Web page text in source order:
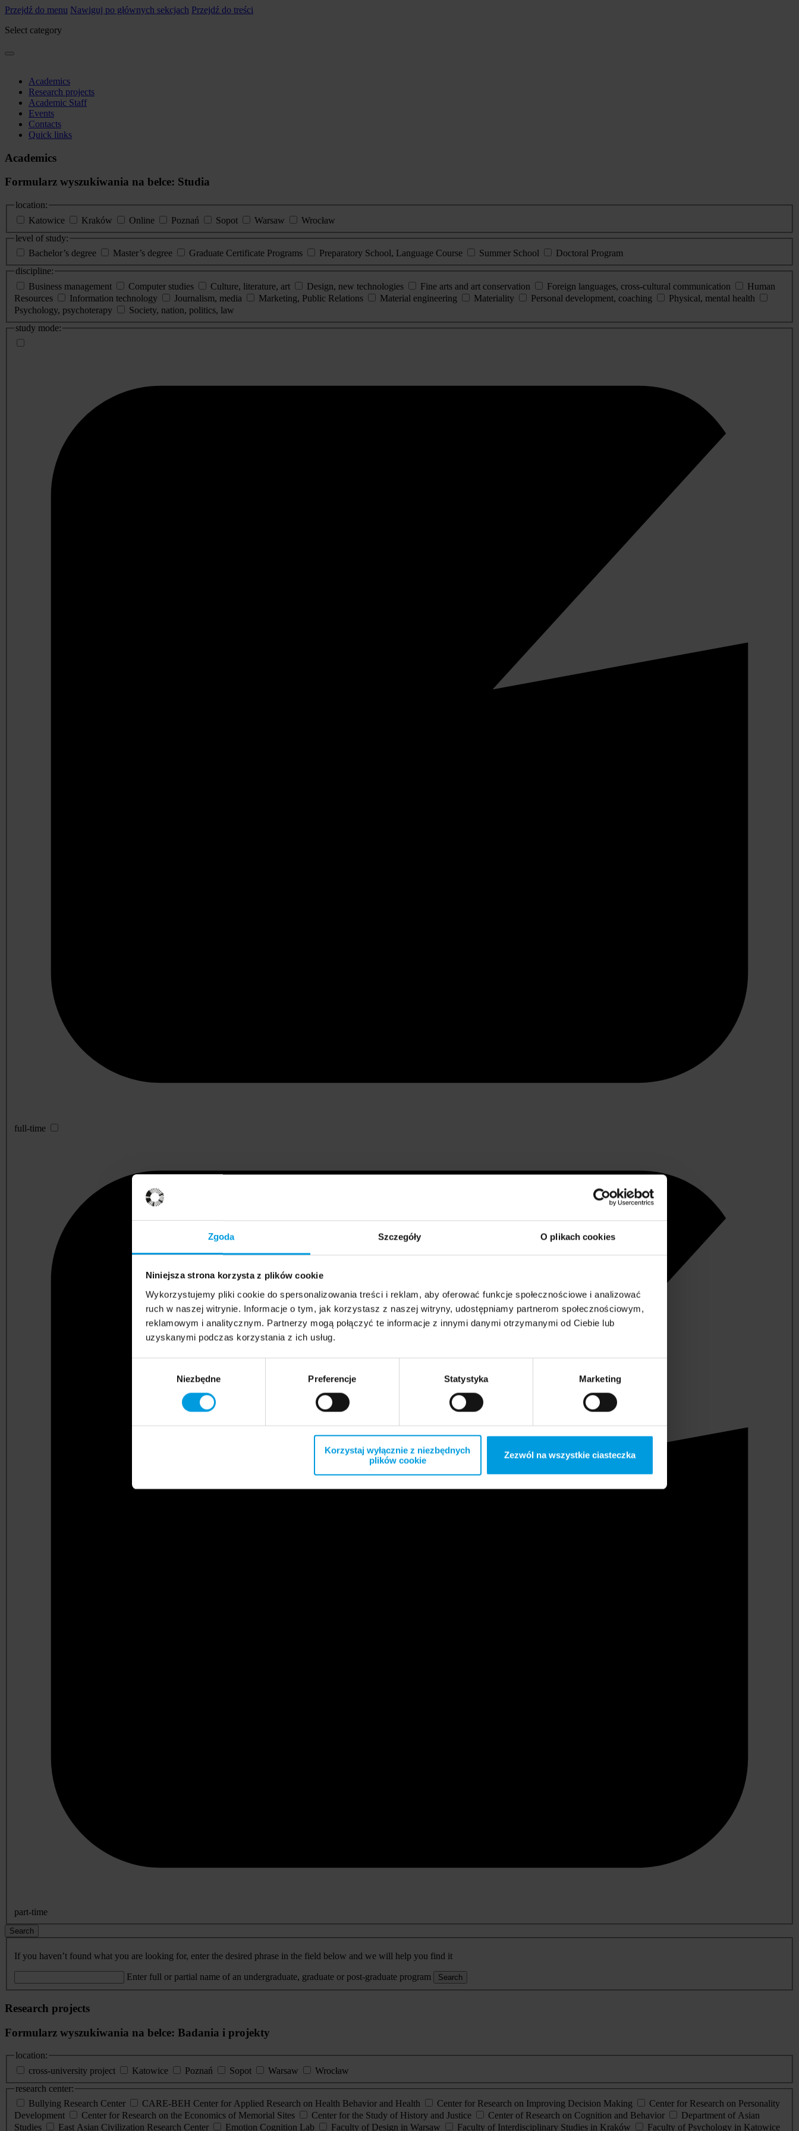
Zgoda Szczegóły O plikach cookies
Niniejsza strona korzysta z plików cookie
Wykorzystujemy pliki cookie do spersonalizowania treści i reklam, aby oferować funkcje społecznościowe i analizować
ruch w naszej witrynie. Informacje o tym, jak korzystasz z naszej witryny, udostępniamy partnerom społecznościowym,
reklamowym i analitycznym. Partnerzy mogą połączyć te informacje z innymi danymi otrzymanymi od Ciebie lub
uzyskanymi podczas korzystania z ich usług.
Niezbędne Preferencje Statystyka Marketing
Korzystaj wyłącznie z niezbędnych
plików cookie
Zezwól na wszystkie ciasteczka
Przejdź do menu Nawiguj po głównych sekcjach Przejdź do treści
Select category
Academics
Research projects
Academic Staff
Events
Contacts
Quick links
Academics
Formularz wyszukiwania na belce: Studia
location:
Katowice
Kraków Online Poznań Sopot Warsaw
Wrocław
level of study:
Bachelor’s degree
Master’s degree Graduate Certificate Programs Preparatory School, Language Course Summer School
Doctoral Program
discipline:
Business management
Computer studies Culture, literature, art Design, new technologies Fine arts and art conservation Foreign languages, cross-cultural communication
Human
Resources
Information technology Journalism, media Marketing, Public Relations Material engineering Materiality Personal development, coaching
Physical, mental health
Psychology, psychoterapy
Society, nation, politics, law
study mode:
full-time
part-time
Search
If you haven’t found what you are looking for, enter the desired phrase in the field below and we will help you find it
Enter full or partial name of an undergraduate, graduate or post-graduate program Search
Research projects
Formularz wyszukiwania na belce: Badania i projekty
location:
cross-university project
Katowice Poznań Sopot Warsaw
Wrocław
research center:
Bullying Research Center
CARE-BEH Center for Applied Research on Health Behavior and Health Center for Research on Improving Decision Making
Center for Research on Personality
Development
Center for Research on the Economics of Memorial Sites Center for the Study of History and Justice Center of Research on Cognition and Behavior
Department of Asian
Studies
East Asian Civilization Research Center Emotion Cognition Lab Faculty of Design in Warsaw Faculty of Interdisciplinary Studies in Kraków Faculty of Psychology in Katowice